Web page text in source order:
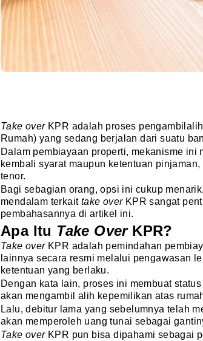
Take over KPR adalah proses
Rumah) yang sedang berjalan dari suatu
Dalam pembiayaan properti, mekanisme
kembali syarat maupun ketentuan
tenor.
Bagi sebagian orang, opsi ini cukup
mendalam terkait take over KPR sangat
pembahasannya di artikel ini.
Apa Itu Take Over KPR?
Take over KPR adalah pemindahan
lainnya secara resmi melalui pengawasan
ketentuan yang berlaku.
Dengan kata lain, proses ini membuat
akan mengambil alih kepemilikan atas
Lalu, debitur lama yang sebelumnya telah
akan memperoleh uang tunai sebagai
Take overKPR pun bisa dipahami sebagai